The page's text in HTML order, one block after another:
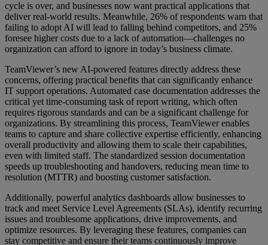
cycle is over, and businesses now want practical applications that
deliver real-world results. Meanwhile, 26% of respondents warn that
failing to adopt AI will lead to falling behind competitors, and 25%
foresee higher costs due to a lack of automation—challenges no
organization can afford to ignore in today’s business climate.
TeamViewer’s new AI-powered features directly address these
concerns, offering practical benefits that can significantly enhance
IT support operations. Automated case documentation addresses the
critical yet time-consuming task of report writing, which often
requires rigorous standards and can be a significant challenge for
organizations. By streamlining this process, TeamViewer enables
teams to capture and share collective expertise efficiently, enhancing
overall productivity and allowing them to scale their capabilities,
even with limited staff. The standardized session documentation
speeds up troubleshooting and handovers, reducing mean time to
resolution (MTTR) and boosting customer satisfaction.
Additionally, powerful analytics dashboards allow businesses to
track and meet Service Level Agreements (SLAs), identify recurring
issues and troublesome applications, drive improvements, and
optimize resources. By leveraging these features, companies can
stay competitive and ensure their teams continuously improve